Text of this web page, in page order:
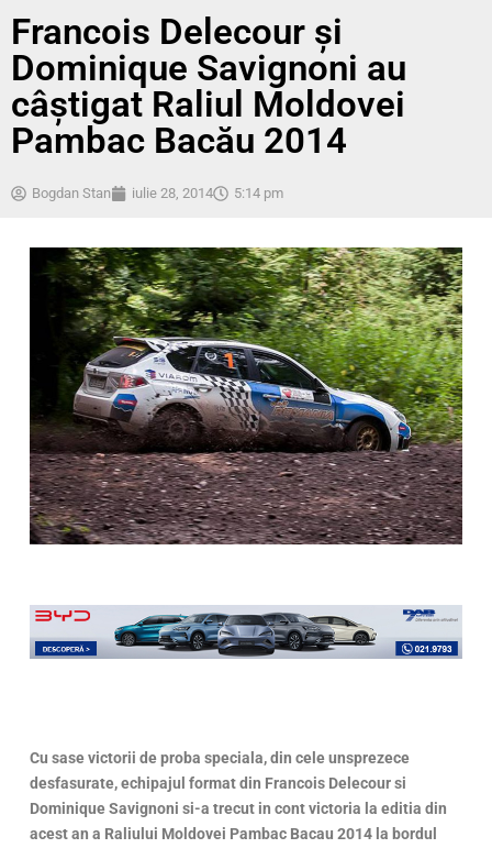
Francois Delecour și
Dominique Savignoni au
câștigat Raliul Moldovei
Pambac Bacău 2014
Bogdan Stan iulie 28, 2014 5:14 pm
Cu sase victorii de proba speciala, din cele unsprezece
desfasurate, echipajul format din Francois Delecour si
Dominique Savignoni si-a trecut in cont victoria la editia din
acest an a Raliului Moldovei Pambac Bacau 2014 la bordul